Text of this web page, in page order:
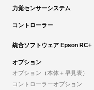
力覚センサーシステム
コントローラー
統合ソフトウェア Epson RC+
オプション
オプション（本体＋早見表）
コントローラーオプション